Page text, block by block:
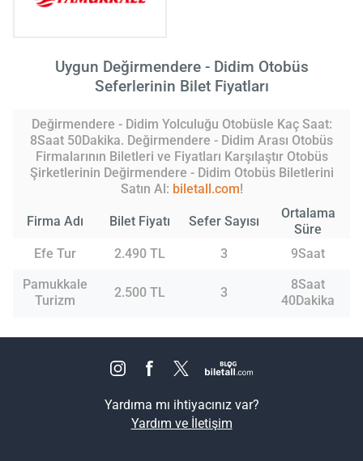
Uygun Değirmendere - Didim Otobüs
Seferlerinin Bilet Fiyatları
Değirmendere - Didim Yolculuğu Otobüsle Kaç Saat:
8Saat 50Dakika. Değirmendere - Didim Arası Otobüs
Firmalarının Biletleri ve Fiyatları Karşılaştır Otobüs
Şirketlerinin Değirmendere - Didim Otobüs Biletlerini
Satın Al: biletall.com!
Firma Adı Bilet Fiyatı Sefer Sayısı
Ortalama
Süre
Efe Tur
2.490 TL 3
9Saat
Pamukkale
Turizm
2.500 TL 3
8Saat
40Dakika
Yardıma mı ihtiyacınız var?
Yardım ve İletişim